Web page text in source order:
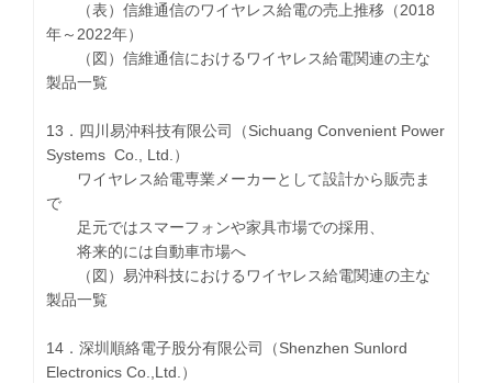
（表）信維通信のワイヤレス給電の売上推移（2018
年～2022年）
（図）信維通信におけるワイヤレス給電関連の主な
製品一覧
13．四川易沖科技有限公司（Sichuang Convenient Power
Systems Co., Ltd.）
ワイヤレス給電専業メーカーとして設計から販売ま
で
足元ではスマーフォンや家具市場での採用、
将来的には自動車市場へ
（図）易沖科技におけるワイヤレス給電関連の主な
製品一覧
14．深圳順絡電子股分有限公司（Shenzhen Sunlord
Electronics Co.,Ltd.）